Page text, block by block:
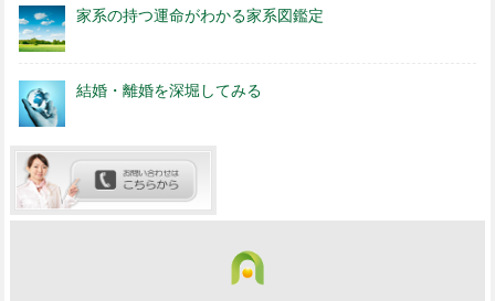
家系の持つ運命がわかる家系図鑑定
結婚・離婚を深堀してみる